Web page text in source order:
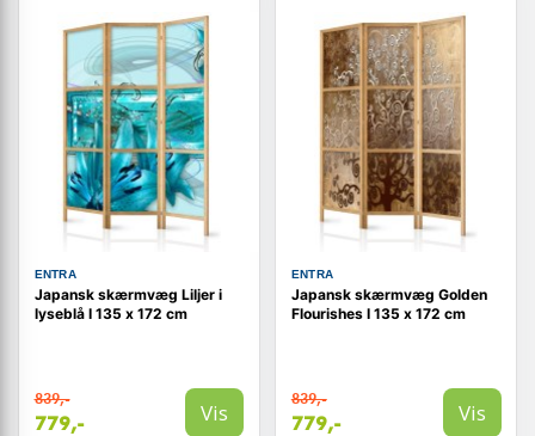
ENTRA
Japansk skærmvæg Liljer i
lyseblå I 135 x 172 cm
839,-
779,- Vis
ENTRA
Japansk skærmvæg Golden
Flourishes I 135 x 172 cm
839,-
779,- Vis